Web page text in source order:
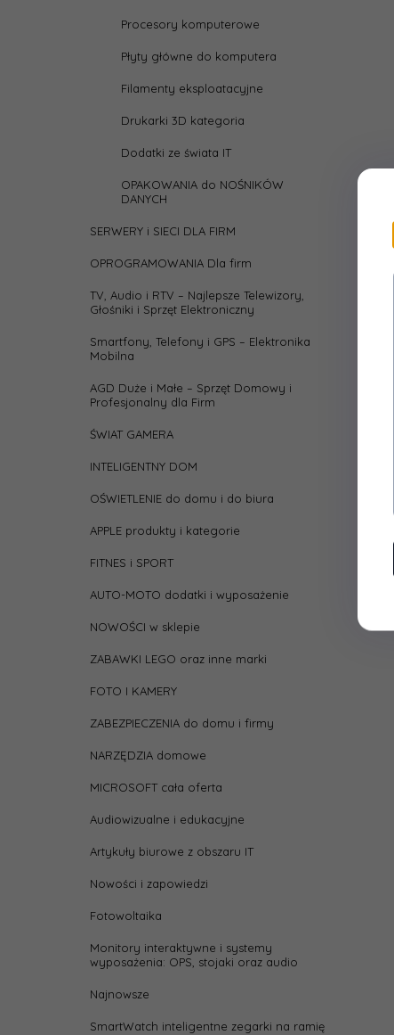
Procesory komputerowe
Płyty główne do komputera
Filamenty eksploatacyjne
Drukarki 3D kategoria
Dodatki ze świata IT
OPAKOWANIA do NOŚNIKÓW
DANYCH
SERWERY i SIECI DLA FIRM
OPROGRAMOWANIA Dla firm
TV, Audio i RTV – Najlepsze Telewizory,
Głośniki i Sprzęt Elektroniczny
Smartfony, Telefony i GPS – Elektronika
Mobilna
AGD Duże i Małe – Sprzęt Domowy i
Profesjonalny dla Firm
ŚWIAT GAMERA
INTELIGENTNY DOM
OŚWIETLENIE do domu i do biura
APPLE produkty i kategorie
FITNES i SPORT
AUTO-MOTO dodatki i wyposażenie
NOWOŚCI w sklepie
ZABAWKI LEGO oraz inne marki
FOTO I KAMERY
ZABEZPIECZENIA do domu i firmy
NARZĘDZIA domowe
MICROSOFT cała oferta
Audiowizualne i edukacyjne
Artykuły biurowe z obszaru IT
Nowości i zapowiedzi
Fotowoltaika
Monitory interaktywne i systemy
wyposażenia: OPS, stojaki oraz audio
Najnowsze
SmartWatch inteligentne zegarki na ramię